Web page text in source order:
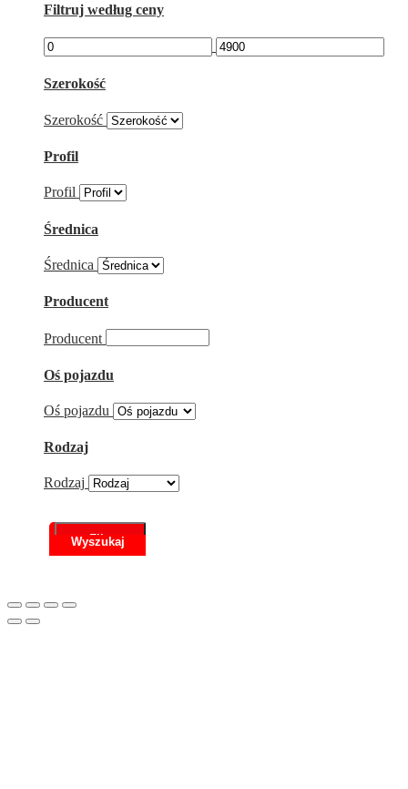
Filtruj według ceny
Szerokość
Szerokość
Profil
Profil
Średnica
Średnica
Producent
Producent
Oś pojazdu
Oś pojazdu
Rodzaj
Rodzaj
Filtr
Scroll
to